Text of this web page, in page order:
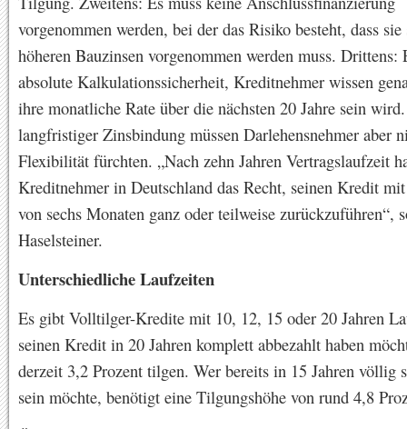
vorgenommen werden, bei der das Risiko besteht, dass sie
höheren Bauzinsen vorgenommen werden muss. Drittens:
absolute Kalkulationssicherheit, Kreditnehmer wissen
ihre monatliche Rate über die nächsten 20 Jahre sein
langfristiger Zinsbindung müssen Darlehensnehmer aber
Flexibilität fürchten. „Nach zehn Jahren Vertragslaufzeit
Kreditnehmer in Deutschland das Recht, seinen Kredit
von sechs Monaten ganz oder teilweise zurückzuführen“,
Haselsteiner.
Unterschiedliche Laufzeiten
Es gibt Volltilger-Kredite mit 10, 12, 15 oder 20 Jahren
seinen Kredit in 20 Jahren komplett abbezahlt haben
derzeit 3,2 Prozent tilgen. Wer bereits in 15 Jahren völlig
sein möchte, benötigt eine Tilgungshöhe von rund 4,8